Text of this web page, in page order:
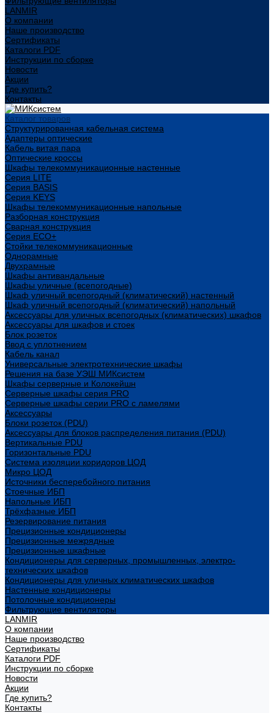
LANMIR
О компании
Наше производство
Сертификаты
Каталоги PDF
Инструкции по сборке
Новости
Акции
Где купить?
Контакты
Каталог товаров
Структурированная кабельная система
Адаптеры оптические
Кабель витая пара
Оптические кроссы
Шкафы телекоммуникационные настенные
Cерия LITE
Cерия BASIS
Cерия KEYS
Шкафы телекоммуникационные напольные
Разборная конструкция
Сварная конструкция
Серия ECO+
Стойки телекоммуникационные
Однорамные
Двухрамные
Шкафы антивандальные
Шкафы уличные (всепогодные)
Шкаф уличный всепогодный (климатический) настенный
Шкаф уличный всепогодный (климатический) напольный
Аксессуары для уличных всепогодных (климатических) шкафов
Аксессуары для шкафов и стоек
Блок розеток
Ввод с уплотнением
Кабель канал
Универсальные электротехнические шкафы
Решения на базе УЭШ МИКсистем
Шкафы серверные и Колокейшн
Серверные шкафы серия PRO
Серверные шкафы серии PRO с ламелями
Аксессуары
Блоки розеток (PDU)
Аксессуары для блоков распределения питания (PDU)
Вертикальные PDU
Горизонтальные PDU
Система изоляции коридоров ЦОД
Микро ЦОД
Источники бесперебойного питания
Стоечные ИБП
Напольные ИБП
Трёхфазные ИБП
Резервирование питания
Прецизионные кондиционеры
Прецизионные межрядные
Прецизионные шкафные
Кондиционеры для серверных, промышленных, электро-
технических шкафов
Кондиционеры для уличных климатических шкафов
Настенные кондиционеры
Потолочные кондиционеры
Фильтрующие вентиляторы
LANMIR
О компании
Наше производство
Сертификаты
Каталоги PDF
Инструкции по сборке
Новости
Акции
Где купить?
Контакты